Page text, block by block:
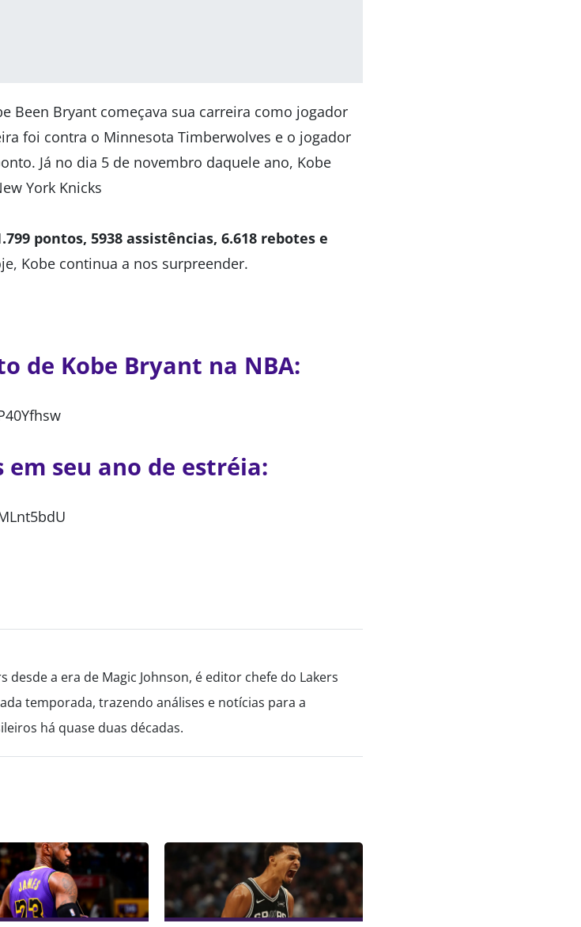
Been Bryant começava sua carreira como jogador
foi contra o Minnesota Timberwolves e o jogador
Já no dia 5 de novembro daquele ano, Kobe
York Knicks
pontos, 5938 assistências, 6.618 rebotes e
Kobe continua a nos surpreender.
de Kobe Bryant na NBA:
em seu ano de estréia:
desde a era de Magic Johnson, é editor chefe do Lakers
temporada, trazendo análises e notícias para a
há quase duas décadas.